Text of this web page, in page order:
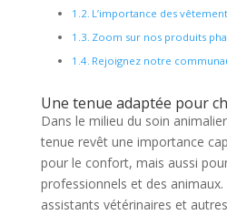
L’importance des
Zoom sur nos produits
Rejoignez notre
Une tenue adaptée pour
Dans le milieu du soin
tenue revêt une importance
pour le confort, mais aussi
professionnels et des
assistants vétérinaires et